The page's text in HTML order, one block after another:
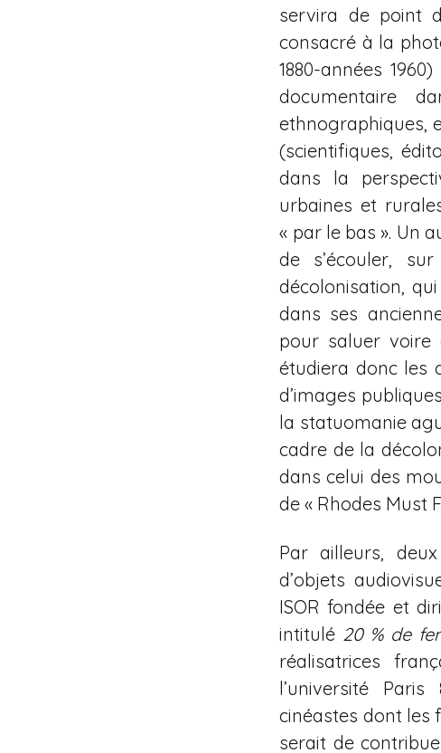
servira de point
consacré à la
1880-années
documentaire
ethnographiques,
(scientifiques,
dans la
urbaines et
« par le bas ». Un
de s’écouler,
décolonisation,
dans ses
pour saluer voire
étudiera donc les
d’images
la statuomanie
cadre de la
dans celui des
de « Rhodes Must
Par ailleurs,
d’objets
ISOR fondée et
intitulé 20 % de
réalisatrices
l’université
cinéastes dont les
serait de